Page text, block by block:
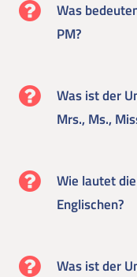
Was
PM?
Was ist der
Mrs., Ms.,
Wie lautet
Englischen?
Was ist der